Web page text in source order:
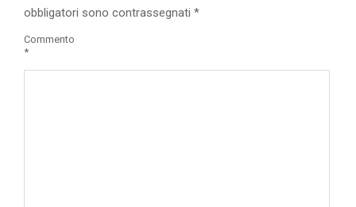
obbligatori sono contrassegnati *
Commento
*